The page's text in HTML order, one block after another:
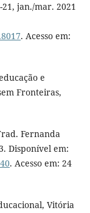
jan./mar. 2021
. Acesso em:
e
Fronteiras,
Fernanda
Disponível em:
. Acesso em: 24
Vitória